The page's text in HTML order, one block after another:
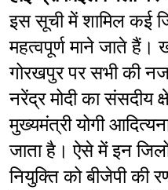
इस सूची में शामिल कई
महत्वपूर्ण माने जाते हैं।
गोरखपुर पर सभी की
नरेंद्र मोदी का संसदीय
मुख्यमंत्री योगी
जाता है। ऐसे में इन
नियुक्ति को बीजेपी की